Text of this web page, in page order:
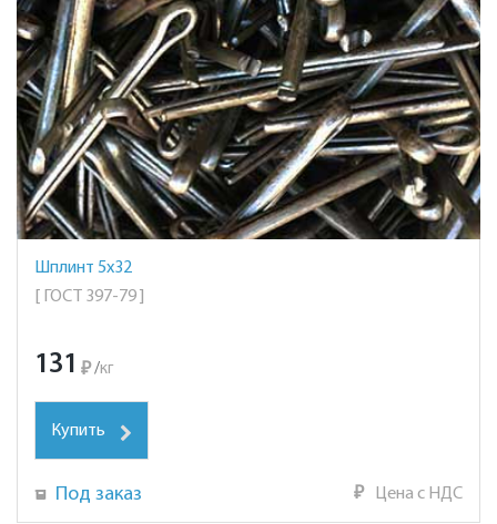
Шплинт 5х32
[ ГОСТ 397-79 ]
131 ₽ /кг
Купить
Под заказ ₽ Цена с НДС